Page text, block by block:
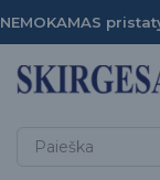
NEMOKAMAS